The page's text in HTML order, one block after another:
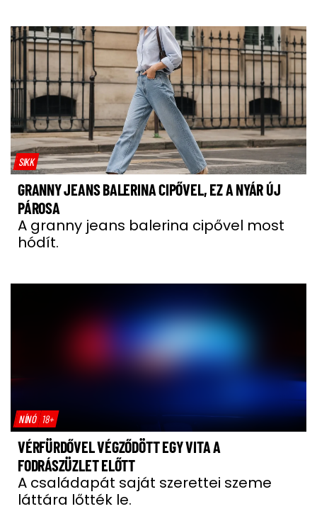
SIKK
GRANNY JEANS BALERINA CIPŐVEL, EZ A NYÁR ÚJ
PÁROSA
A granny jeans balerina cipővel most
hódít.
NÍNÓ 18+
VÉRFÜRDŐVEL VÉGZŐDÖTT EGY VITA A
FODRÁSZÜZLET ELŐTT
A családapát saját szerettei szeme
láttára lőtték le.